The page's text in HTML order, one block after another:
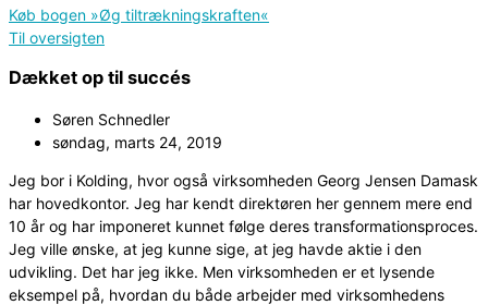
Køb bogen »Øg tiltrækningskraften«
Til oversigten
Dækket op til succés
Søren Schnedler
søndag, marts 24, 2019
Jeg bor i Kolding, hvor også virksomheden Georg Jensen Damask
har hovedkontor. Jeg har kendt direktøren her gennem mere end
10 år og har imponeret kunnet følge deres transformationsproces.
Jeg ville ønske, at jeg kunne sige, at jeg havde aktie i den
udvikling. Det har jeg ikke. Men virksomheden er et lysende
eksempel på, hvordan du både arbejder med virksomhedens